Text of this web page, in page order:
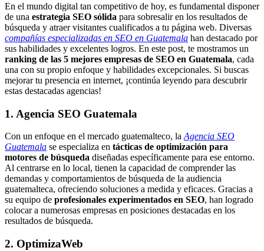
En el mundo digital tan competitivo de hoy, es fundamental disponer
de una estrategia SEO sólida para sobresalir en los resultados de
búsqueda y atraer visitantes cualificados a tu página web. Diversas
compañías especializadas en SEO en Guatemala han destacado por
sus habilidades y excelentes logros. En este post, te mostramos un
ranking de las 5 mejores empresas de SEO en Guatemala, cada
una con su propio enfoque y habilidades excepcionales. Si buscas
mejorar tu presencia en internet, ¡continúa leyendo para descubrir
estas destacadas agencias!
1. Agencia SEO Guatemala
Con un enfoque en el mercado guatemalteco, la Agencia SEO
Guatemala se especializa en tácticas de optimización para
motores de búsqueda diseñadas específicamente para ese entorno.
Al centrarse en lo local, tienen la capacidad de comprender las
demandas y comportamientos de búsqueda de la audiencia
guatemalteca, ofreciendo soluciones a medida y eficaces. Gracias a
su equipo de profesionales experimentados en SEO, han logrado
colocar a numerosas empresas en posiciones destacadas en los
resultados de búsqueda.
2. OptimizaWeb